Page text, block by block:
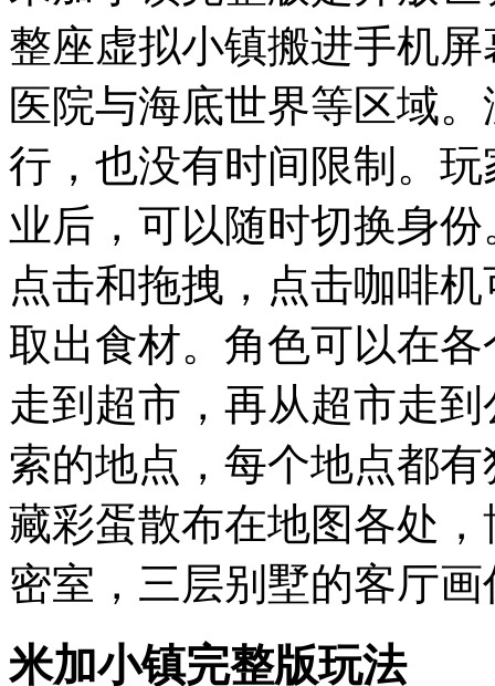
整座虚拟小镇搬进手机
医院与海底世界等区域
行，也没有时间限制。
业后，可以随时切换身
点击和拖拽，点击咖啡
取出食材。角色可以在
走到超市，再从超市走
索的地点，每个地点都
藏彩蛋散布在地图各处
密室，三层别墅的客厅
米加小镇完整版玩法